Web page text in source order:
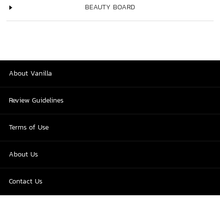
BEAUTY BOARD
About Vanilla
Review Guidelines
Terms of Use
About Us
Contact Us